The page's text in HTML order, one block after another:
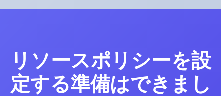
リソースポリシーを設
定する準備はできまし